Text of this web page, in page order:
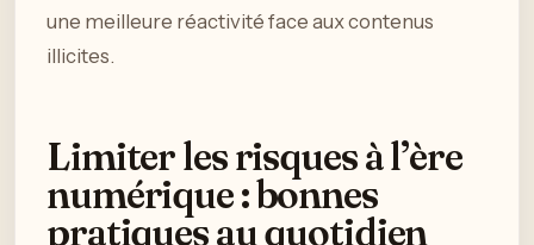
une meilleure réactivité face aux contenus
illicites.
Limiter les risques à l’ère
numérique : bonnes
pratiques au quotidien